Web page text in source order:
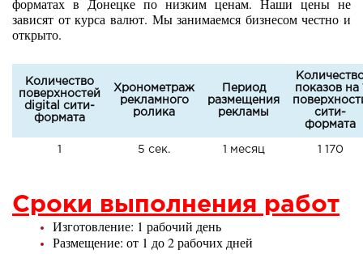
зависят от курса валют. Мы занимаемся бизнесом честно и
открыто.
Количество
поверхностей
digital сити-
формата
Хронометраж
рекламного
ролика
Период
размещения
рекламы
показов на
сити-
формата
1 5 сек. 1 месяц 1 170
Сроки выполнения работ
Изготовление: 1 рабочий день
Размещение: от 1 до 2 рабочих дней